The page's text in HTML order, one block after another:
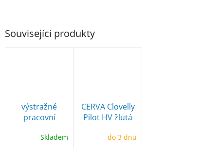
Související produkty
výstražné
pracovní
kalhoty S489
Skladem
CERVA Clovelly
Pilot HV žlutá
bunda
do 3 dnů